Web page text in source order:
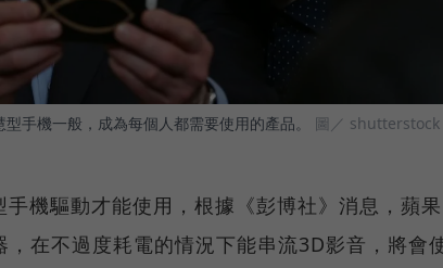
手機一般，成為每個人都需要使用的產品。 圖／ shutterstock
機驅動才能使用，根據《彭博社》消息，蘋果
在不過度耗電的情況下能串流3D影音，將會